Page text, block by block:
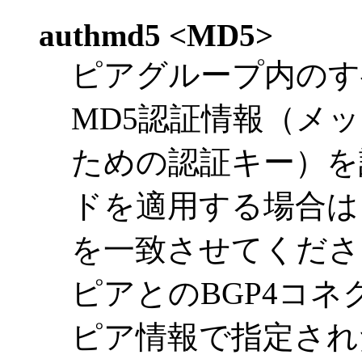
authmd5 <MD5>
ピアグループ内の
MD5認証情報（メ
ための認証キー）
ドを適用する場合
を一致させてくだ
ピアとのBGP4コ
ピア情報で指定さ